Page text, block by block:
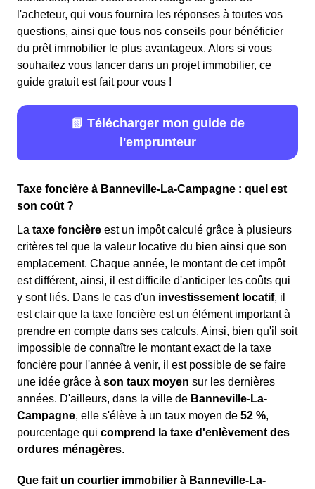
l'acheteur, qui vous fournira les réponses à toutes vos
questions, ainsi que tous nos conseils pour bénéficier
du prêt immobilier le plus avantageux. Alors si vous
souhaitez vous lancer dans un projet immobilier, ce
guide gratuit est fait pour vous !
📗 Télécharger mon guide de
l'emprunteur
Taxe foncière à Banneville-La-Campagne : quel est
son coût ?
La taxe foncière est un impôt calculé grâce à plusieurs
critères tel que la valeur locative du bien ainsi que son
emplacement. Chaque année, le montant de cet impôt
est différent, ainsi, il est difficile d'anticiper les coûts qui
y sont liés. Dans le cas d'un investissement locatif, il
est clair que la taxe foncière est un élément important à
prendre en compte dans ses calculs. Ainsi, bien qu'il soit
impossible de connaître le montant exact de la taxe
foncière pour l'année à venir, il est possible de se faire
une idée grâce à son taux moyen sur les dernières
années. D'ailleurs, dans la ville de Banneville-La-
Campagne, elle s'élève à un taux moyen de 52 %,
pourcentage qui comprend la taxe d'enlèvement des
ordures ménagères.
Que fait un courtier immobilier à Banneville-La-